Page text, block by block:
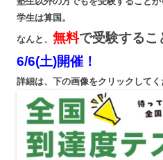
学生は算国。
なんと、 無料で受験するこ
6/6(土)開催！
詳細は、下の画像をクリックしてく